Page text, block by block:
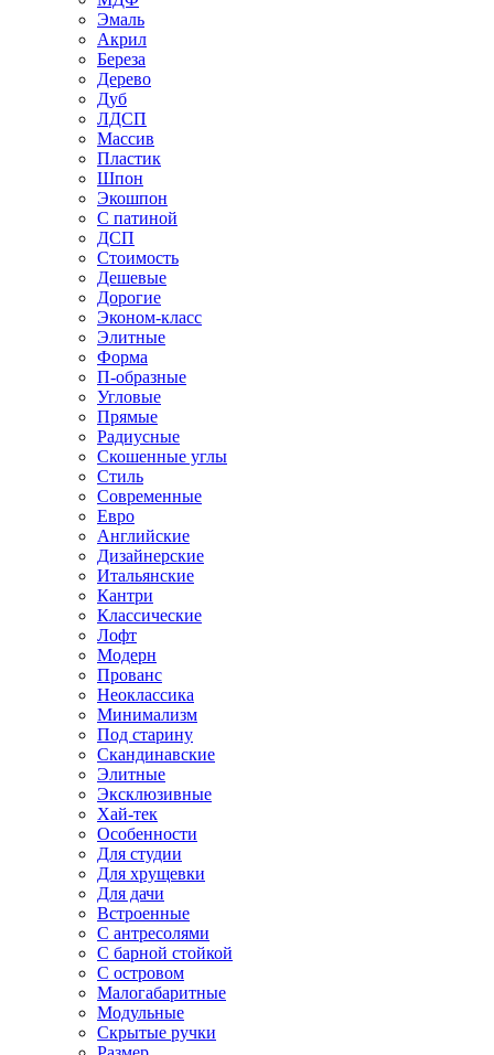
Эмаль
Акрил
Береза
Дерево
Дуб
ЛДСП
Массив
Пластик
Шпон
Экошпон
С патиной
ДСП
Стоимость
Дешевые
Дорогие
Эконом-класс
Элитные
Форма
П-образные
Угловые
Прямые
Радиусные
Скошенные углы
Стиль
Современные
Евро
Английские
Дизайнерские
Итальянские
Кантри
Классические
Лофт
Модерн
Прованс
Неоклассика
Минимализм
Под старину
Скандинавские
Элитные
Эксклюзивные
Хай-тек
Особенности
Для студии
Для хрущевки
Для дачи
Встроенные
С антресолями
С барной стойкой
С островом
Малогабаритные
Модульные
Скрытые ручки